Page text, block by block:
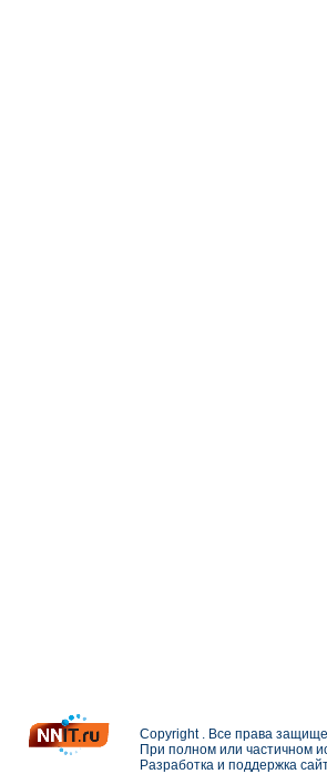
Copyright . Все права
При полном или частичном
Разработка и поддержка